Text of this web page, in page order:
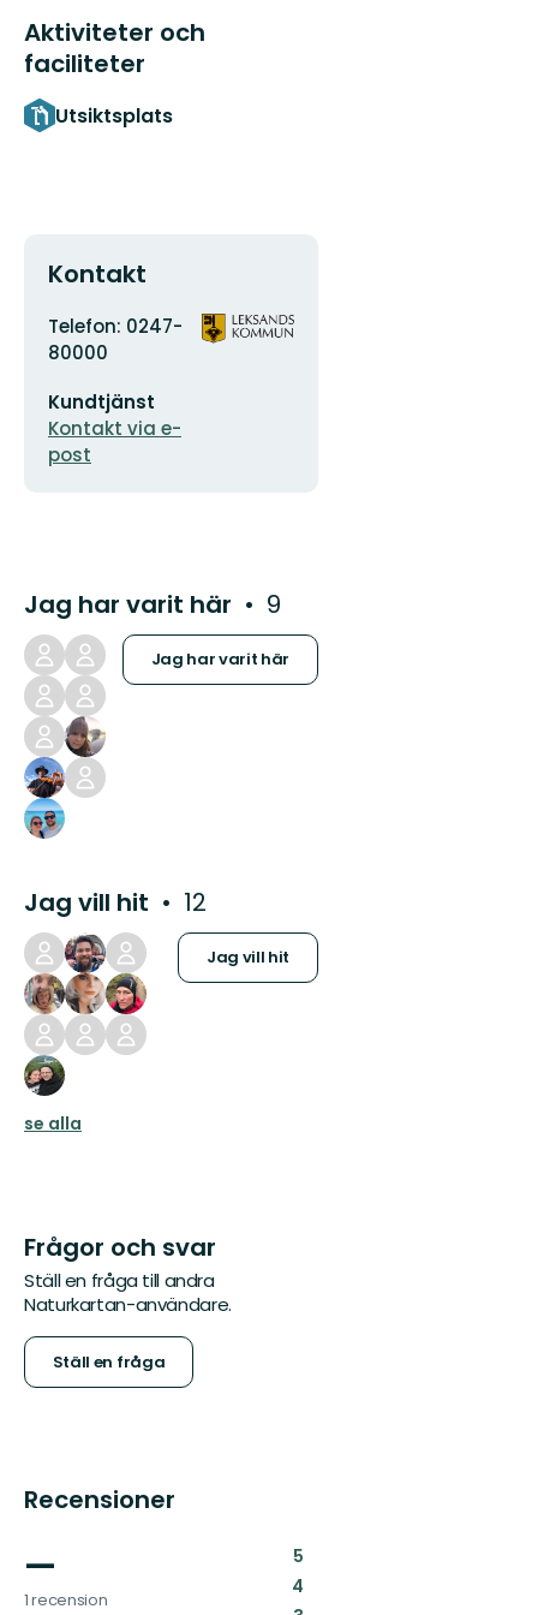
Aktiviteter och
faciliteter
Utsiktsplats
Kontakt
Adress
Telefon: 0247-
80000
postadress
Kundtjänst
Kontakt via e-
post
Organisationens
logotyp
Jag har varit här 9
Jag har varit här
Jag vill hit 12
Jag vill hit
se alla
Frågor och svar
Ställ en fråga till andra
Naturkartan-användare.
Ställ en fråga
Recensioner
—
1 recension
5:
4: